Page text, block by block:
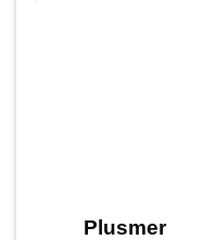
Plusmer